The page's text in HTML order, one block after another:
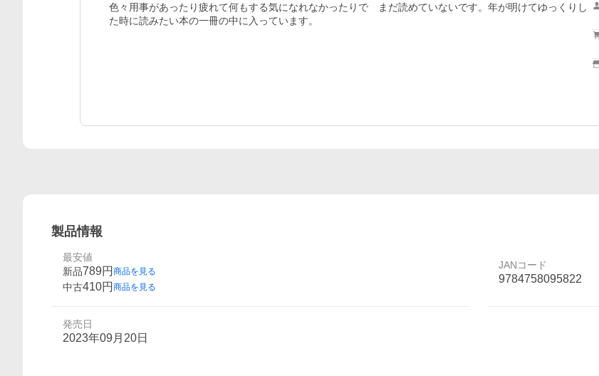
色々用事があったり疲れて何もする気になれなかったりで　まだ読めていないです。年が明けてゆっくりし
た時に読みたい本の一冊の中に入っています。
製品情報
最安値
新品789円 商品を見る
中古410円 商品を見る
JANコード
9784758095822
発売日
2023年09月20日